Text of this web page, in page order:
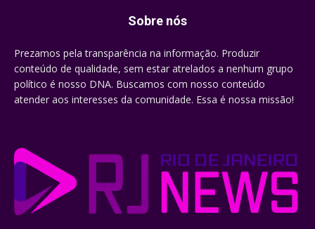
Sobre nós
Prezamos pela transparência na informação. Produzir
conteúdo de qualidade, sem estar atrelados a nenhum grupo
político é nosso DNA. Buscamos com nosso conteúdo
atender aos interesses da comunidade. Essa é nossa missão!